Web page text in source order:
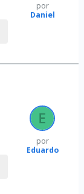
por
Daniel
por
Eduardo